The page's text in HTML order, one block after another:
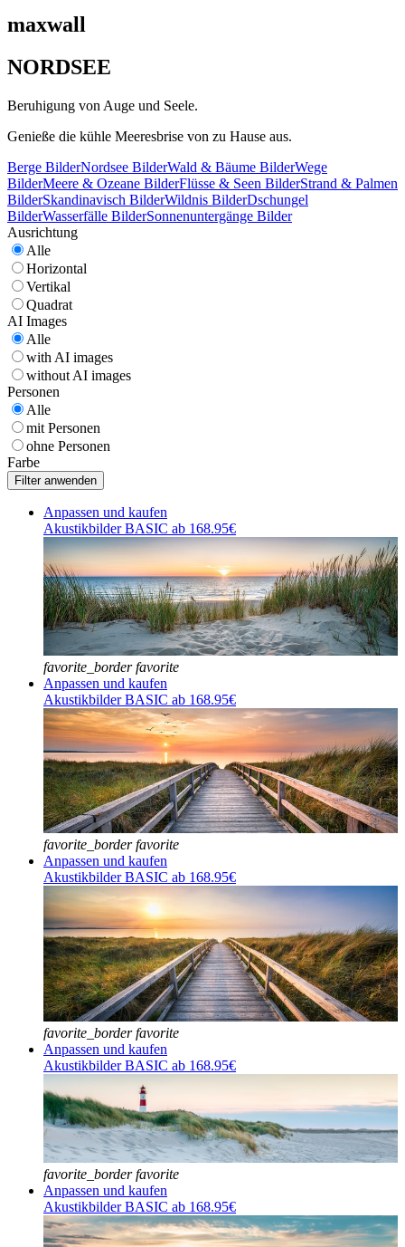
maxwall
NORDSEE
Beruhigung von Auge und Seele.
Genieße die kühle Meeresbrise von zu Hause aus.
Berge BilderNordsee BilderWald & Bäume BilderWege
BilderMeere & Ozeane BilderFlüsse & Seen BilderStrand & Palmen
BilderSkandinavisch BilderWildnis BilderDschungel
BilderWasserfälle BilderSonnenuntergänge Bilder
Ausrichtung
Alle
Horizontal
Vertikal
Quadrat
AI Images
Alle
with AI images
without AI images
Personen
Alle
mit Personen
ohne Personen
Farbe
Anpassen und kaufen
Akustikbilder BASIC ab 168.95€
favorite_border favorite
Anpassen und kaufen
Akustikbilder BASIC ab 168.95€
favorite_border favorite
Anpassen und kaufen
Akustikbilder BASIC ab 168.95€
favorite_border favorite
Anpassen und kaufen
Akustikbilder BASIC ab 168.95€
favorite_border favorite
Anpassen und kaufen
Akustikbilder BASIC ab 168.95€